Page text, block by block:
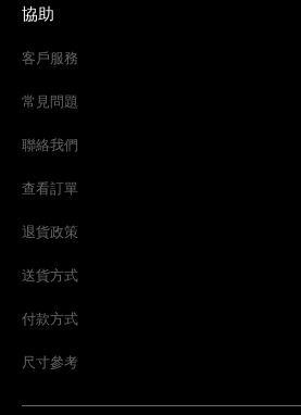
協助
客戶服務
常見問題
聯絡我們
查看訂單
退貨政策
送貨方式
付款方式
尺寸參考